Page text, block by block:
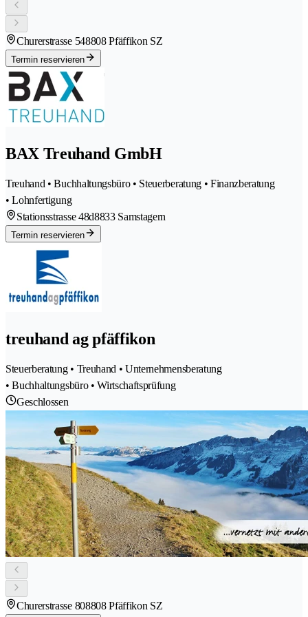
Churerstrasse 548808 Pfäffikon SZ
Termin reservieren
BAX Treuhand GmbH
Treuhand • Buchhaltungsbüro • Steuerberatung • Finanzberatung
• Lohnfertigung
Stationsstrasse 48d8833 Samstagern
Termin reservieren
treuhand ag pfäffikon
Steuerberatung • Treuhand • Unternehmensberatung
• Buchhaltungsbüro • Wirtschaftsprüfung
Geschlossen
Churerstrasse 808808 Pfäffikon SZ